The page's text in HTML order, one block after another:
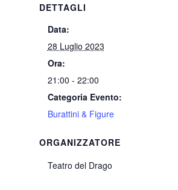
DETTAGLI
Data:
28 Luglio 2023
Ora:
21:00 - 22:00
Categoria Evento:
Burattini & Figure
ORGANIZZATORE
Teatro del Drago